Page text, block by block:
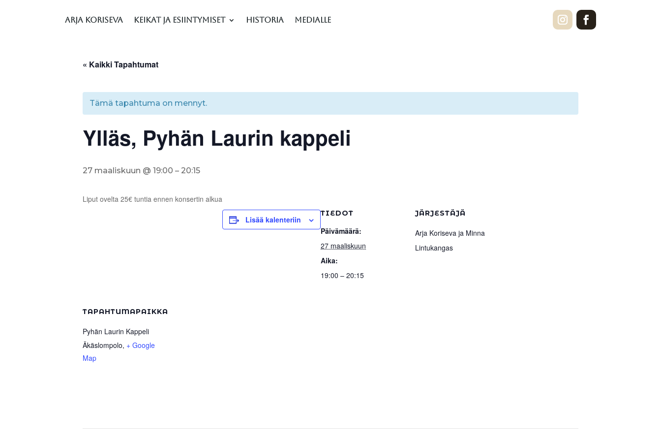
Arja Koriseva Keikat ja esiintymiset Historia Medialle
« Kaikki Tapahtumat
Tämä tapahtuma on mennyt.
Ylläs, Pyhän Laurin kappeli
27 maaliskuun @ 19:00 – 20:15
Liput ovelta 25€ tuntia ennen konsertin alkua
Lisää kalenteriin
TIEDOT
Päivämäärä:
27 maaliskuun
Aika:
19:00 – 20:15
JÄRJESTÄJÄ
Arja Koriseva ja Minna
Lintukangas
TAPAHTUMAPAIKKA
Pyhän Laurin Kappeli
Äkäslompolo, + Google
Map